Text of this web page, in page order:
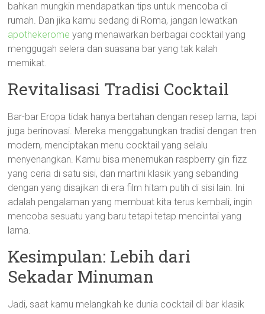
bahkan mungkin mendapatkan tips untuk mencoba di
rumah. Dan jika kamu sedang di Roma, jangan lewatkan
apothekerome yang menawarkan berbagai cocktail yang
menggugah selera dan suasana bar yang tak kalah
memikat.
Revitalisasi Tradisi Cocktail
Bar-bar Eropa tidak hanya bertahan dengan resep lama, tapi
juga berinovasi. Mereka menggabungkan tradisi dengan tren
modern, menciptakan menu cocktail yang selalu
menyenangkan. Kamu bisa menemukan raspberry gin fizz
yang ceria di satu sisi, dan martini klasik yang sebanding
dengan yang disajikan di era film hitam putih di sisi lain. Ini
adalah pengalaman yang membuat kita terus kembali, ingin
mencoba sesuatu yang baru tetapi tetap mencintai yang
lama.
Kesimpulan: Lebih dari
Sekadar Minuman
Jadi, saat kamu melangkah ke dunia cocktail di bar klasik